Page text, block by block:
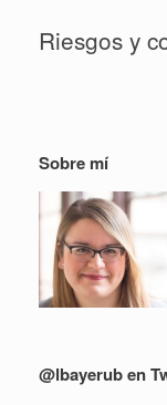
Riesgos y
Sobre mí
@lbayerub en